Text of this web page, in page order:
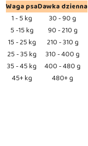
Waga psaDawka dzienna
1 - 5 kg
30 - 90 g
5 -15 kg
90 - 210 g
15 - 25 kg
210 - 310 g
25 - 35 kg
310 - 400 g
35 - 45 kg
400 - 480 g
45+ kg
480+ g